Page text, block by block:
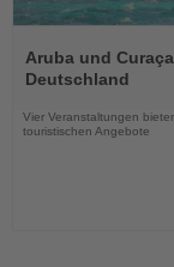
Sie
die
Aruba und
Deutschland
Vier Veranstaltungen
touristischen Angebote